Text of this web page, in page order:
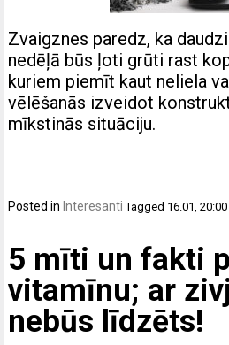
Zvaigznes paredz, ka
nedēļā būs ļoti grūti rast
kuriem piemīt kaut neliela
vēlēšanās izveidot
mīkstinās situāciju.
Posted in Interesanti Tagged 16.01,20:00
5 mīti un fakti
vitamīnu; ar
nebūs līdzēts!